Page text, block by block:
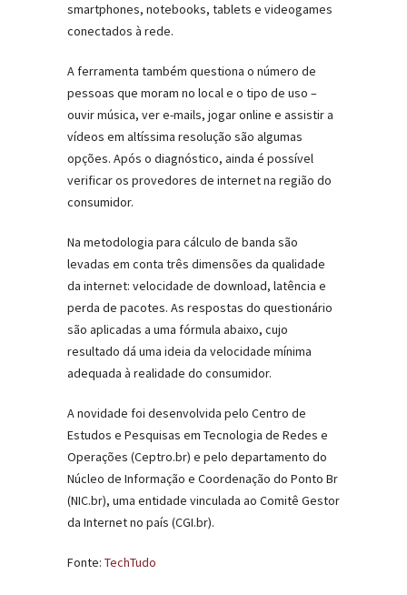
smartphones, notebooks, tablets e videogames
conectados à rede.
A ferramenta também questiona o número de
pessoas que moram no local e o tipo de uso –
ouvir música, ver e-mails, jogar online e assistir a
vídeos em altíssima resolução são algumas
opções. Após o diagnóstico, ainda é possível
verificar os provedores de internet na região do
consumidor.
Na metodologia para cálculo de banda são
levadas em conta três dimensões da qualidade
da internet: velocidade de download, latência e
perda de pacotes. As respostas do questionário
são aplicadas a uma fórmula abaixo, cujo
resultado dá uma ideia da velocidade mínima
adequada à realidade do consumidor.
A novidade foi desenvolvida pelo Centro de
Estudos e Pesquisas em Tecnologia de Redes e
Operações (Ceptro.br) e pelo departamento do
Núcleo de Informação e Coordenação do Ponto Br
(NIC.br), uma entidade vinculada ao Comitê Gestor
da Internet no país (CGI.br).
Fonte: TechTudo